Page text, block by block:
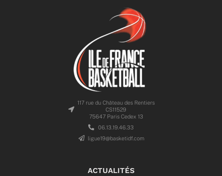
117 rue du Château des Rentiers
CS11529
75647 Paris Cedex 13
06.13.19.46.33
ligue19@basketidf.com
ACTUALITÉS